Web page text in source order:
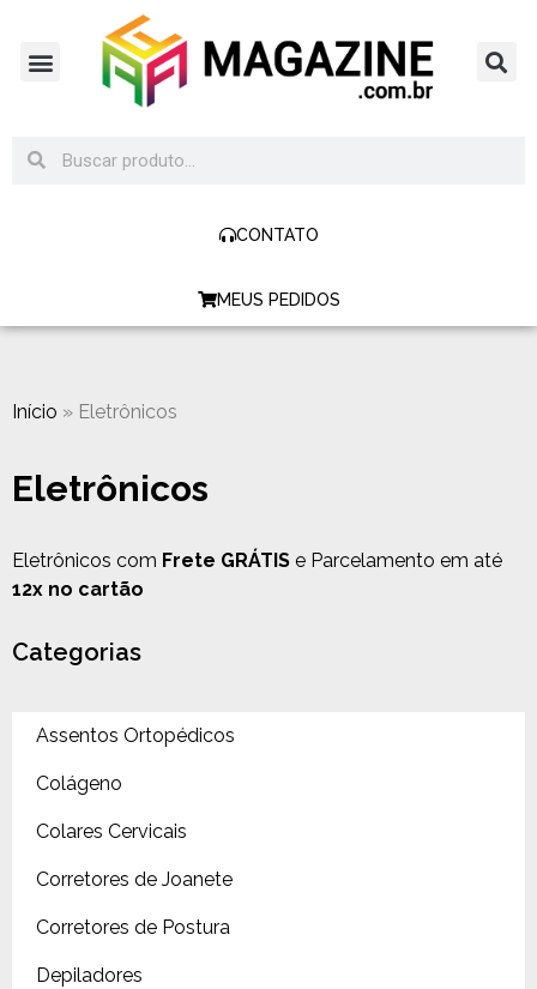
CONTATO
MEUS PEDIDOS
Início » Eletrônicos
Eletrônicos
Eletrônicos com Frete GRÁTIS e Parcelamento em até
12x no cartão
Categorias
Assentos Ortopédicos
Colágeno
Colares Cervicais
Corretores de Joanete
Corretores de Postura
Depiladores